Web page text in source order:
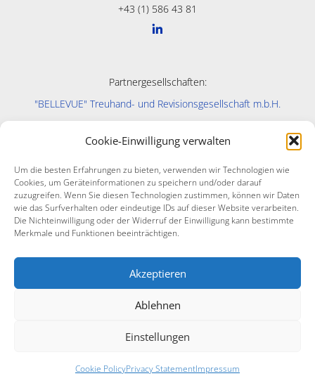
Cookie-Einwilligung verwalten
Um die besten Erfahrungen zu bieten, verwenden wir Technologien wie
Cookies, um Geräteinformationen zu speichern und/oder darauf
zuzugreifen. Wenn Sie diesen Technologien zustimmen, können wir Daten
wie das Surfverhalten oder eindeutige IDs auf dieser Website verarbeiten.
Die Nichteinwilligung oder der Widerruf der Einwilligung kann bestimmte
Merkmale und Funktionen beeinträchtigen.
Akzeptieren
Ablehnen
Einstellungen
Cookie PolicyPrivacy StatementImpressum
+43 (1) 586 43 81
Partnergesellschaften:
"BELLEVUE" Treuhand- und Revisionsgesellschaft m.b.H.
"CURA" EDV-Service GmbH
Auftragsbedingungen
Datenschutz
Disclaimer
Copyright © CURA 2026